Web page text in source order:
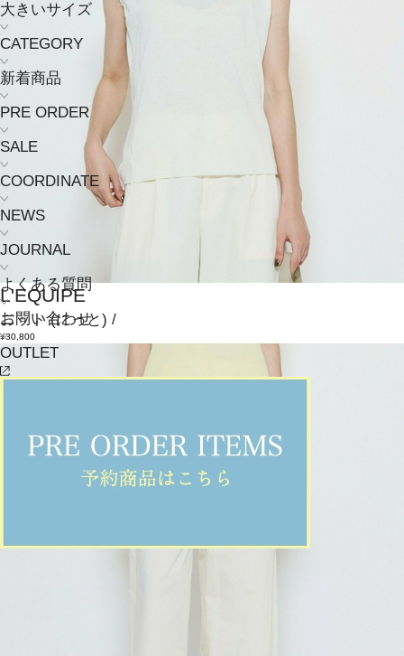
大きいサイズ
CATEGORY
新着商品
PRE ORDER
SALE
COORDINATE
NEWS
JOURNAL
よくある質問
お問い合わせ
OUTLET
L'EQUIPE
ニット(にっと) /
¥30,800